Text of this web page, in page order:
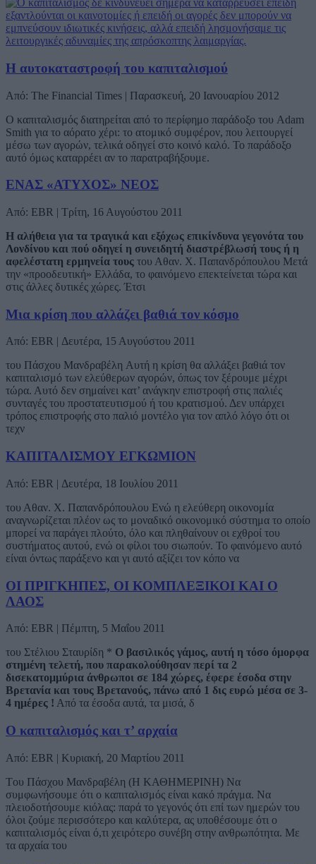
Η αυτοκαταστροφή του καπιταλισμού
Από: The Financial Times | Παρασκευή, 20 Ιανουαρίου 2012
Ο καπιταλισμός διατηρείται από το περίφημο παράδοξο του Adam
Smith για το αόρατο χέρι: το ατομικό συμφέρον, που λειτουργεί
μέσω των αγορών, τελικά οδηγεί στο κοινό καλό. Το παράδοξο
αυτό όμως καταρρέει αν το παρατραβήξουμε.
ΕΝΑΣ «ΑΤΥΧΟΣ» ΝΕΟΣ
Από: EBR | Τρίτη, 16 Αυγούστου 2011
Η αλήθεια για τα τραγικά και εξόχως επικίνδυνα γεγονότα του
Λονδίνου και πού οδηγεί η συνειδητή διαστρέβλωσή τους ή η
αφελέστατη ερμηνεία τους του Αθαν. Χ. Παπανδρόπουλου Μετά
την «προοδευτική» Ελλάδα, το φαινόμενο επεκτείνεται τώρα και
στις άλλες δυτικές χώρες. Έτσι
Μια κρίση που αλλάζει βαθιά τον κόσμο
Από: EBR | Δευτέρα, 15 Αυγούστου 2011
του Πάσχου Μανδραβέλη Aυτή η κρίση θα αλλάξει βαθιά τον
καπιταλισμό των ελεύθερων αγορών, όπως τον ξέρουμε μέχρι
τώρα. Αυτό δεν σημαίνει κατ’ ανάγκην επιστροφή στις παλιές
συνταγές του προστατευτισμού ή του κρατισμού. Δεν υπάρχει
τρόπος επιστροφής στο παλιό μοντέλο για τον απλό λόγο ότι οι
τεχν
ΚΑΠΙΤΑΛΙΣΜΟΥ ΕΓΚΩΜΙΟΝ
Από: EBR | Δευτέρα, 18 Ιουλίου 2011
του Αθαν. Χ. Παπανδρόπουλου Ενώ η ελεύθερη οικονομία
αναγνωρίζεται πλέον ως το μοναδικό οικονομικό σύστημα το οποίο
μπορεί να παράγει πλούτο, όλο και πληθαίνουν οι εχθροί του
συστήματος αυτού, ενώ οι φίλοι του σιωπούν. Το φαινόμενο αυτό
είναι όντως παράξενο και γι αυτό αξίζει τον κόπο να
ΟΙ ΠΡΙΓΚΗΠΕΣ, ΟΙ ΚΟΜΠΛΕΞΙΚΟΙ ΚΑΙ Ο
ΛΑΟΣ
Από: EBR | Πέμπτη, 5 Μαΐου 2011
του Στέλιου Σταυρίδη * Ο βασιλικός γάμος, αυτή η τόσο όμορφα
στημένη τελετή, που παρακολούθησαν περί τα 2
δισεκατομμύρια άνθρωποι σε 184 χώρες, έφερε έσοδα στην
Βρετανία και τους Βρετανούς, πάνω από 1 δις ευρώ μέσα σε 3-
4 ημέρες ! Από τα έσοδα αυτά, τα μισά, δ
Ο καπιταλισμός και τ’ αρχαία
Από: EBR | Κυριακή, 20 Μαρτίου 2011
Tου Πάσχου Μανδραβέλη (Η ΚΑΘΗΜΕΡΙΝΗ) Να
συμφωνήσουμε ότι ο καπιταλισμός είναι κακό πράγμα. Να
πλειοδοτήσουμε κιόλας: παρά το γεγονός ότι επί των ημερών του
όλοι ζούμε περισσότερο και καλύτερα, ας υποθέσουμε ότι ο
καπιταλισμός είναι ό,τι χειρότερο συνέβη στην ανθρωπότητα. Με
τα αρχαία του